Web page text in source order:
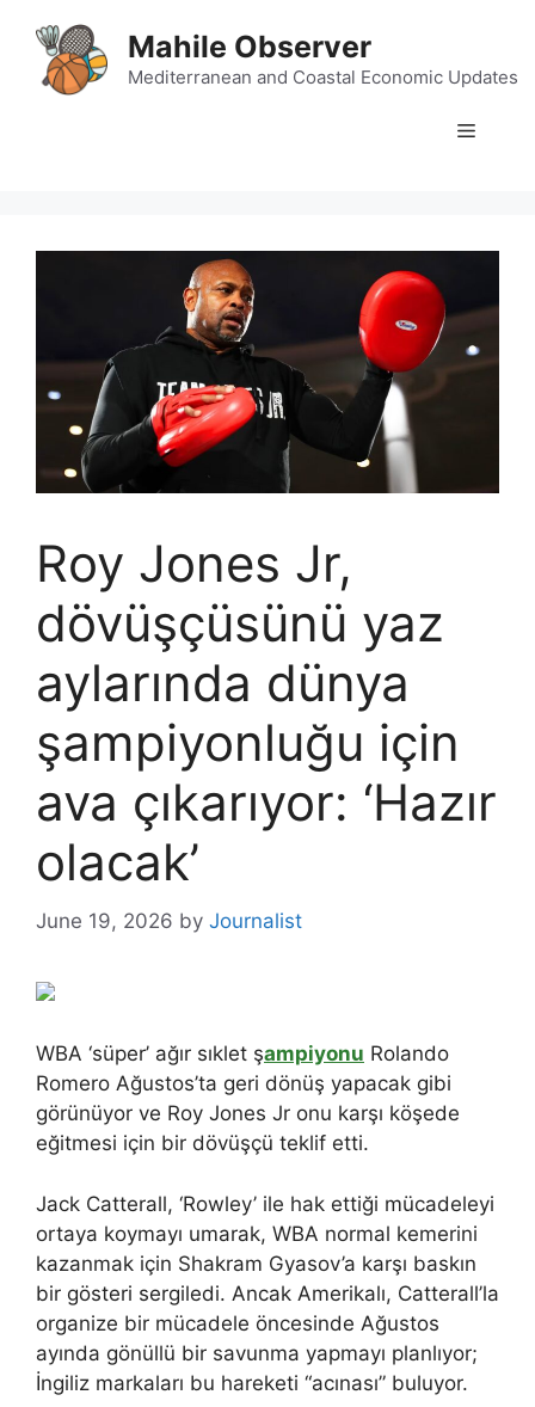
content
Mahile Observer
Mediterranean and Coastal Economic Updates
Menu
Roy Jones Jr,
dövüşçüsünü yaz
aylarında dünya
şampiyonluğu için
ava çıkarıyor: ‘Hazır
olacak’
June 19, 2026 by Journalist
WBA ‘süper’ ağır sıklet şampiyonu Rolando
Romero Ağustos’ta geri dönüş yapacak gibi
görünüyor ve Roy Jones Jr onu karşı köşede
eğitmesi için bir dövüşçü teklif etti.
Jack Catterall, ‘Rowley’ ile hak ettiği mücadeleyi
ortaya koymayı umarak, WBA normal kemerini
kazanmak için Shakram Gyasov’a karşı baskın
bir gösteri sergiledi. Ancak Amerikalı, Catterall’la
organize bir mücadele öncesinde Ağustos
ayında gönüllü bir savunma yapmayı planlıyor;
İngiliz markaları bu hareketi “acınası” buluyor.